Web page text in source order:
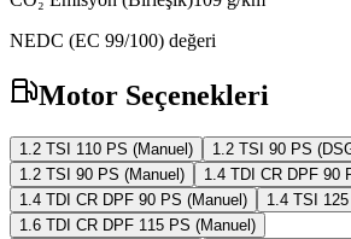
NEDC (EC 99/100) değeri
Motor Seçenekleri
1.2 TSI 110 PS (Manuel)
1.2 TSI 90 PS
1.2 TSI 90 PS (Manuel)
1.4 TDI CR DPF 90
1.4 TDI CR DPF 90 PS (Manuel)
1.4 TSI
1.6 TDI CR DPF 115 PS (Manuel)